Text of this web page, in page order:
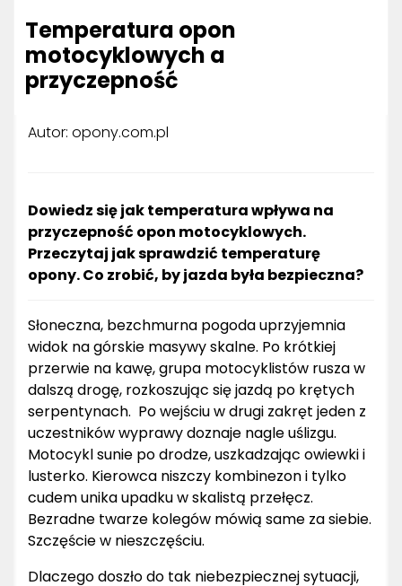
Temperatura opon
motocyklowych a
przyczepność
Autor: opony.com.pl
Dowiedz się jak temperatura wpływa na
przyczepność opon motocyklowych.
Przeczytaj jak sprawdzić temperaturę
opony. Co zrobić, by jazda była bezpieczna?
Słoneczna, bezchmurna pogoda uprzyjemnia
widok na górskie masywy skalne. Po krótkiej
przerwie na kawę, grupa motocyklistów rusza w
dalszą drogę, rozkoszując się jazdą po krętych
serpentynach. Po wejściu w drugi zakręt jeden z
uczestników wyprawy doznaje nagle uślizgu.
Motocykl sunie po drodze, uszkadzając owiewki i
lusterko. Kierowca niszczy kombinezon i tylko
cudem unika upadku w skalistą przełęcz.
Bezradne twarze kolegów mówią same za siebie.
Szczęście w nieszczęściu.
Dlaczego doszło do tak niebezpiecznej sytuacji,